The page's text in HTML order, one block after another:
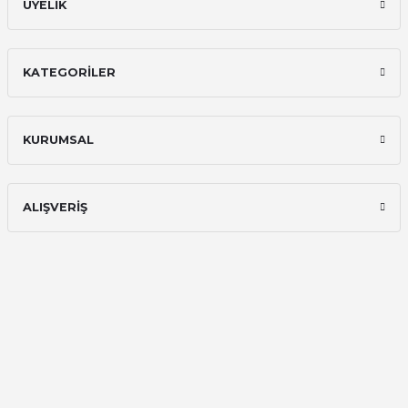
ÜYELİK
KATEGORİLER
KURUMSAL
ALIŞVERİŞ